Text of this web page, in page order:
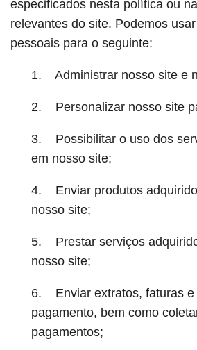
especificados nesta política ou
relevantes do site. Podemos
pessoais para o seguinte:
1. Administrar nosso site e
2. Personalizar nosso site
3. Possibilitar o uso dos
em nosso site;
4. Enviar produtos
nosso site;
5. Prestar serviços
nosso site;
6. Enviar extratos, faturas e
pagamento, bem como
pagamentos;